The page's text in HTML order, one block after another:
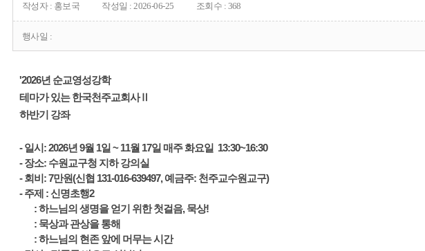
작성자 : 홍보국 작성일 : 2026-06-25 조회수 : 368
행사일 :
'2026년 순교영성강학
테마가 있는 한국천주교회사Ⅱ
하반기 강좌
-일시: 2026년 9월 1일 ~ 11월 17일 매주 화요일 13:30~16:30
- 장소: 수원교구청 지하 강의실
- 회비: 7만원(신협 131-016-639497, 예금주: 천주교수원교구)
- 주제 : 신명초행2
: 하느님의 생명을 얻기 위한 첫걸음, 묵상!
: 묵상과 관상을 통해
: 하느님의 현존 앞에 머무는 시간